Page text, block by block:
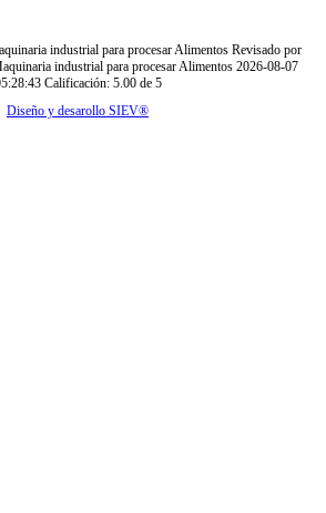
industrial para procesar Alimentos Revisado por
industrial para procesar Alimentos 2026-08-07
Calificación: 5.00 de 5
Diseño y desarollo SIEV®